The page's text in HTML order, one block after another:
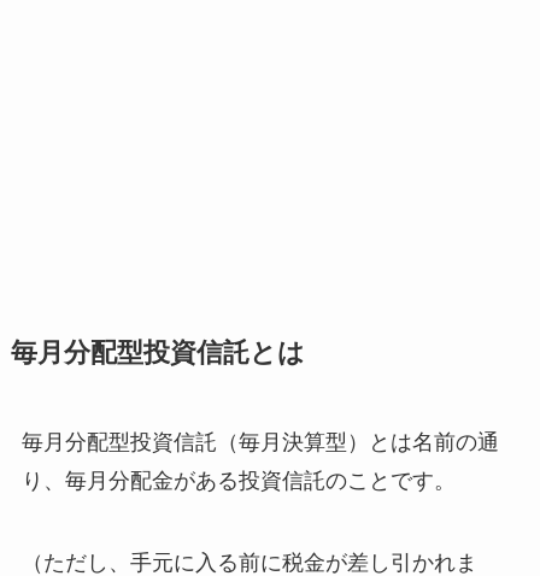
毎月分配型投資信託とは
毎月分配型投資信託（毎月決算型）とは名前の通
り、毎月分配金がある投資信託のことです。
（ただし、手元に入る前に税金が差し引かれま